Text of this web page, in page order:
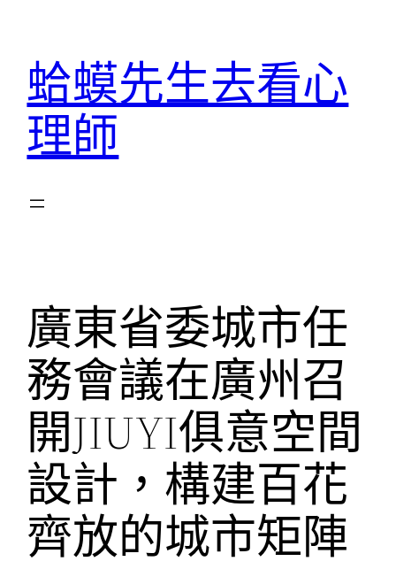
蛤蟆先生去看心
理師
廣東省委城市任
務會議在廣州召
開JIUYI俱意空間
設計，構建百花
齊放的城市矩陣